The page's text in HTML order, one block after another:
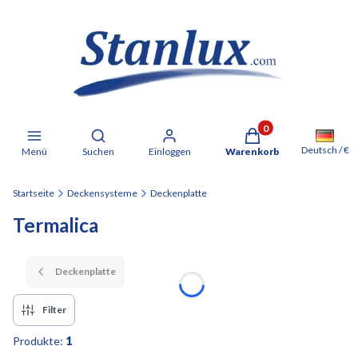
Menü
Suchmaschine öffnen
Suchen Einloggen
Produkte im
Warenkorb Deutsch / €
Startseite Deckensysteme Deckenplatte
Termalica
Deckenplatte
Filter
Produkte: 1